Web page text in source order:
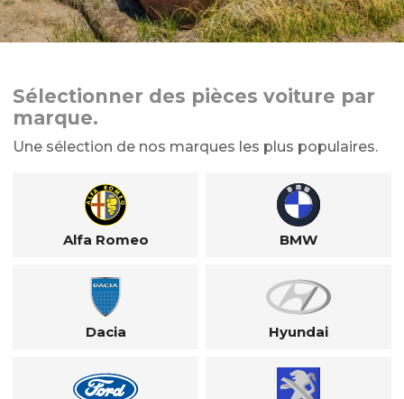
Sélectionner des pièces voiture par
marque.
Une sélection de nos marques les plus populaires.
Alfa Romeo BMW
Dacia Hyundai